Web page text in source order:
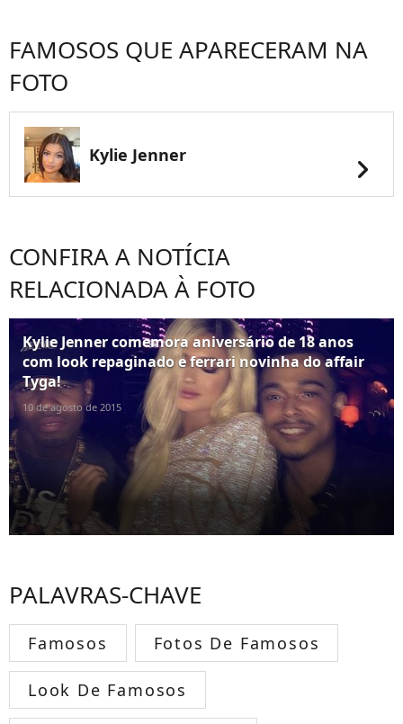
FAMOSOS QUE APARECERAM NA
FOTO
Kylie Jenner chevron_right
CONFIRA A NOTÍCIA
RELACIONADA À FOTO
Kylie Jenner comemora aniversário de 18 anos
com look repaginado e ferrari novinha do affair
Tyga!
10 de agosto de 2015
PALAVRAS-CHAVE
Famosos Fotos De Famosos
Look De Famosos